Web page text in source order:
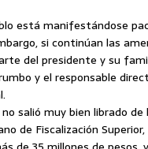
está manifestándose
si continúan las
del presidente y su
y el responsable
salió muy bien librado
de Fiscalización